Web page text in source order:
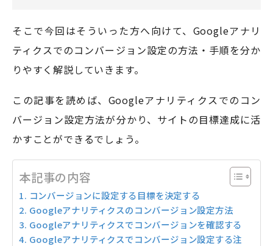
そこで今回はそういった方へ向けて、Googleアナリ
ティクスでのコンバージョン設定の方法・手順を分か
りやすく解説していきます。
この記事を読めば、Googleアナリティクスでのコン
バージョン設定方法が分かり、サイトの目標達成に活
かすことができるでしょう。
本記事の内容
コンバージョンに設定する目標を決定する
Googleアナリティクスのコンバージョン設定方法
Googleアナリティクスでコンバージョンを確認する
Googleアナリティクスでコンバージョン設定する注